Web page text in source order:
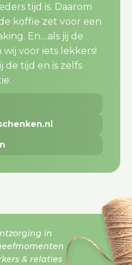
tijd is. Daarom
koffie zet voor een
En....als jij de
voor iets lekkers!
de tijd en is zelfs
in
& relaties